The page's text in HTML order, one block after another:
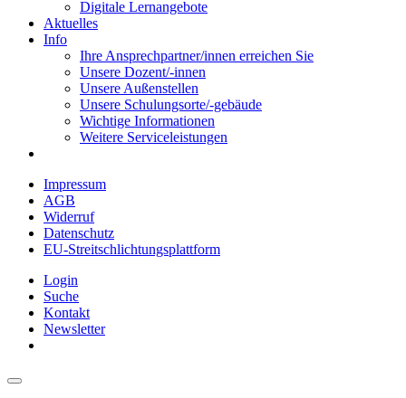
Digitale Lernangebote
Aktuelles
Info
Ihre Ansprechpartner/innen erreichen Sie
Unsere Dozent/-innen
Unsere Außenstellen
Unsere Schulungsorte/-gebäude
Wichtige Informationen
Weitere Serviceleistungen
Impressum
AGB
Widerruf
Datenschutz
EU-Streitschlichtungsplattform
Login
Suche
Kontakt
Newsletter